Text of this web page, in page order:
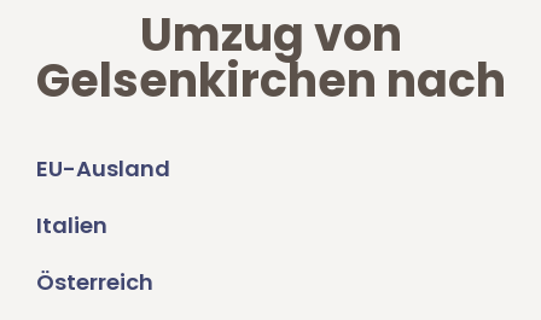
Umzug von
Gelsenkirchen nach
EU-Ausland
Italien
Österreich